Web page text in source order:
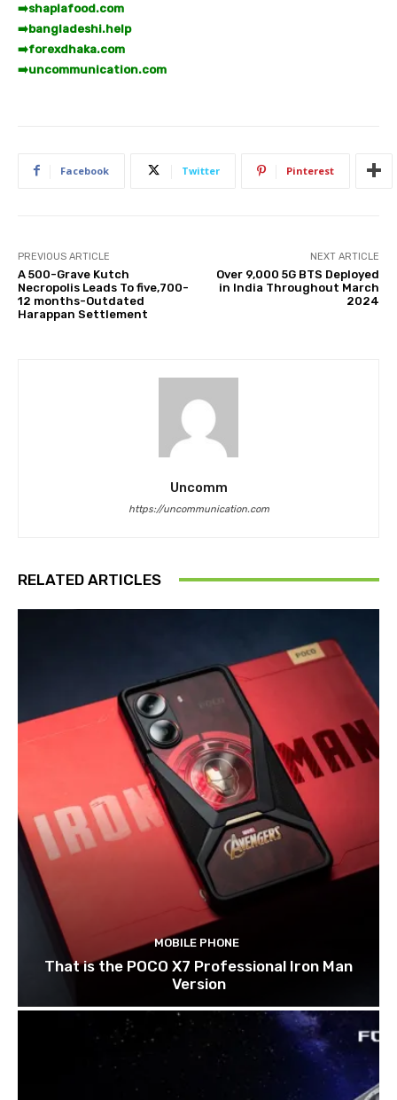
➡️shaplafood.com
➡️bangladeshi.help
➡️forexdhaka.com
➡️uncommunication.com
Facebook Twitter Pinterest
PREVIOUS ARTICLE
A 500-Grave Kutch
Necropolis Leads To five,700-
12 months-Outdated
Harappan Settlement
NEXT ARTICLE
Over 9,000 5G BTS Deployed
in India Throughout March
2024
Uncomm
https://uncommunication.com
RELATED ARTICLES
MOBILE PHONE
That is the POCO X7 Professional Iron Man
Version